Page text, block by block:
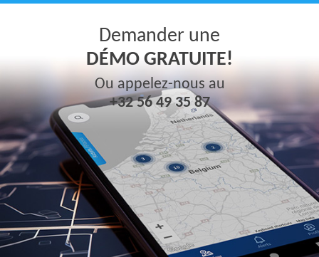
Demander une
DÉMO GRATUITE!
Ou appelez-nous au
+32 56 49 35 87